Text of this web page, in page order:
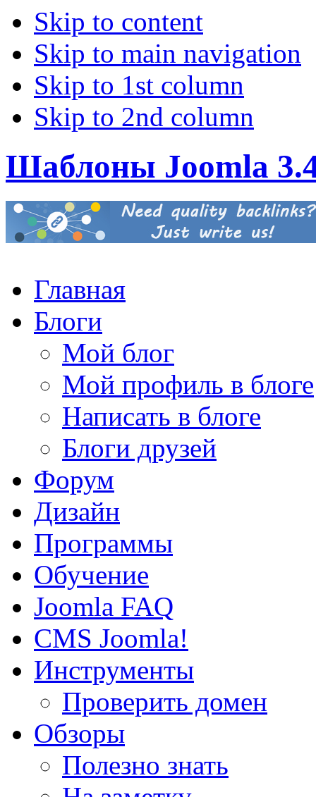
Skip to content
Skip to main navigation
Skip to 1st column
Skip to 2nd column
Шаблоны Joomla
Главная
Блоги
Мой блог
Мой профиль в блоге
Написать в блоге
Блоги друзей
Форум
Дизайн
Программы
Обучение
Joomla FAQ
CMS Joomla!
Инструменты
Проверить домен
Обзоры
Полезно знать